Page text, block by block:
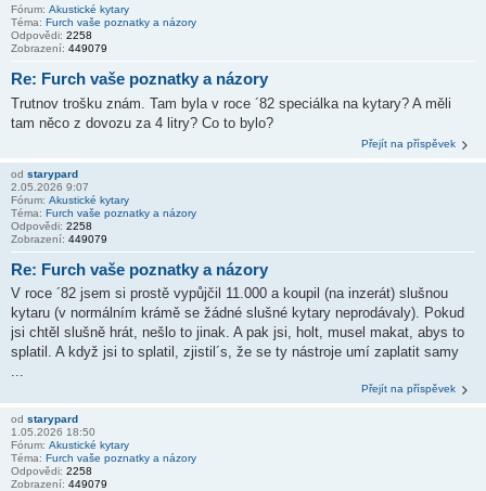
Fórum: Akustické kytary
Téma: Furch vaše poznatky a názory
Odpovědi: 2258
Zobrazení: 449079
Re: Furch vaše poznatky a názory
Trutnov trošku znám. Tam byla v roce ´82 speciálka na kytary? A měli
tam něco z dovozu za 4 litry? Co to bylo?
Přejít na příspěvek
od starypard
2.05.2026 9:07
Fórum: Akustické kytary
Téma: Furch vaše poznatky a názory
Odpovědi: 2258
Zobrazení: 449079
Re: Furch vaše poznatky a názory
V roce ´82 jsem si prostě vypůjčil 11.000 a koupil (na inzerát) slušnou
kytaru (v normálním krámě se žádné slušné kytary neprodávaly). Pokud
jsi chtěl slušně hrát, nešlo to jinak. A pak jsi, holt, musel makat, abys to
splatil. A když jsi to splatil, zjistil´s, že se ty nástroje umí zaplatit samy
...
Přejít na příspěvek
od starypard
1.05.2026 18:50
Fórum: Akustické kytary
Téma: Furch vaše poznatky a názory
Odpovědi: 2258
Zobrazení: 449079